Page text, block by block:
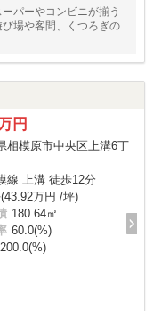
パーやコンビニが揃う
場や客間、くつろぎの
円
相模原市中央区上溝6丁
線 上溝 徒歩12分
万円 /坪)
180.64㎡
60.0(%)
200.0(%)